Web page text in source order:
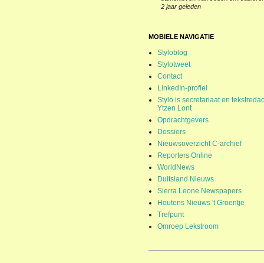
2 jaar geleden
MOBIELE NAVIGATIE
Styloblog
Stylotweet
Contact
LinkedIn-profiel
Stylo is secretariaat en
Ytzen Lont
Opdrachtgevers
Dossiers
Nieuwsoverzicht C-archief
Reporters Online
WorldNews
Duitsland Nieuws
Sierra Leone Newspapers
Houtens Nieuws 't Groentje
Trefpunt
Omroep Lekstroom